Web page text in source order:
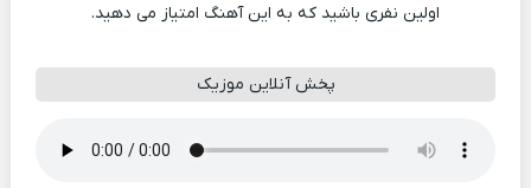
اولین نفری باشید که به این آهنگ امتیاز می دهید.
پخش آنلاین موزیک